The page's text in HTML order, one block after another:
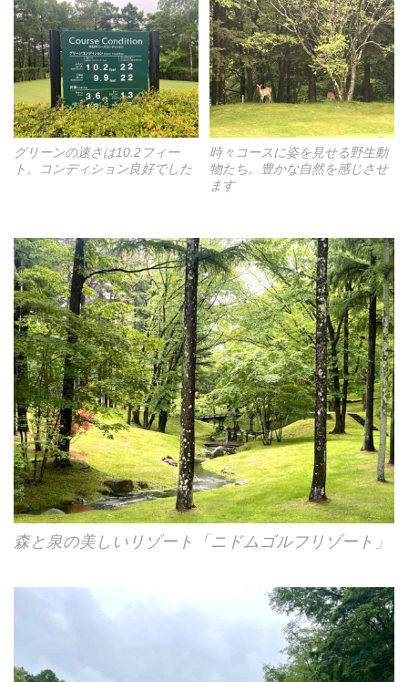
時々コースに姿を見せる野生動
物たち。豊かな自然を感じさせ
ます
グリーンの速さは10.2フィー
ト。コンディション良好でした
森と泉の美しいリゾート「ニドムゴルフリゾート」